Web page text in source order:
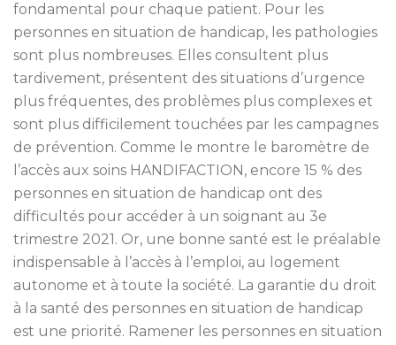
fondamental pour chaque patient. Pour les
personnes en situation de handicap, les pathologies
sont plus nombreuses. Elles consultent plus
tardivement, présentent des situations d’urgence
plus fréquentes, des problèmes plus complexes et
sont plus difficilement touchées par les campagnes
de prévention. Comme le montre le baromètre de
l’accès aux soins HANDIFACTION, encore 15 % des
personnes en situation de handicap ont des
difficultés pour accéder à un soignant au 3e
trimestre 2021. Or, une bonne santé est le préalable
indispensable à l’accès à l’emploi, au logement
autonome et à toute la société. La garantie du droit
à la santé des personnes en situation de handicap
est une priorité. Ramener les personnes en situation